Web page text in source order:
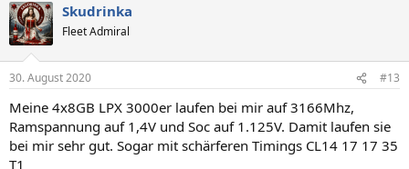
Skudrinka
Fleet Admiral
30. August 2020 #13
Meine 4x8GB LPX 3000er laufen bei mir auf 3166Mhz,
Ramspannung auf 1,4V und Soc auf 1.125V. Damit laufen sie
bei mir sehr gut. Sogar mit schärferen Timings CL14 17 17 35
T1